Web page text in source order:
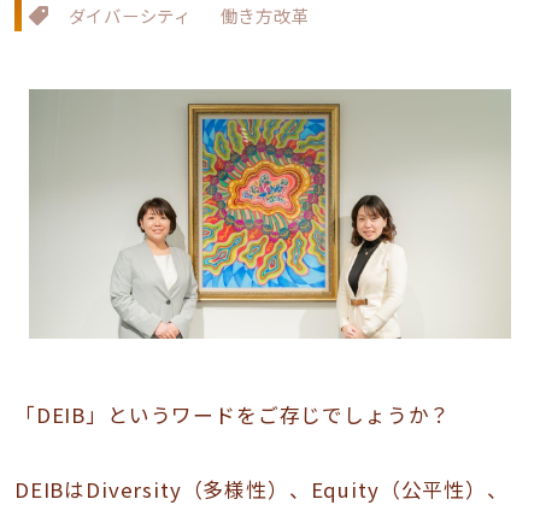
ダイバーシティ 働き方改革
「DEIB」というワードをご存じでしょうか？
DEIBはDiversity（多様性）、Equity（公平性）、